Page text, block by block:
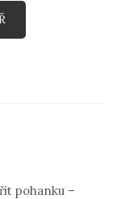
pohanku –